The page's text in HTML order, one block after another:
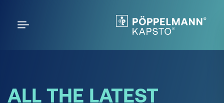
ALL THE LATEST